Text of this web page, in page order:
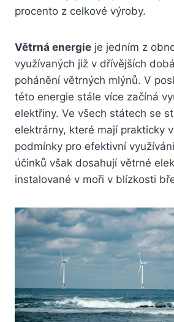
procento z celkové výroby.
Větrná energie je jedním z
využívaných již v dřívějších
pohánění větrných mlýnů. V
této energie stále více začíná
elektřiny. Ve všech státech se
elektrárny, které mají prakticky
podmínky pro efektivní
účinků však dosahují větrné
instalované v moři v blízkosti